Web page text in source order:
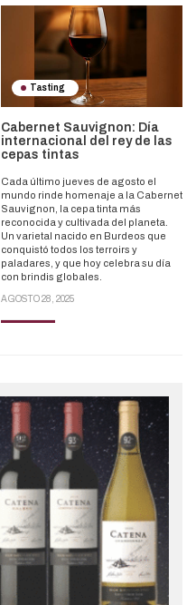
Tasting
Cabernet Sauvignon: Día
internacional del rey de las
cepas tintas
Cada último jueves de agosto el
mundo rinde homenaje a la Cabernet
Sauvignon, la cepa tinta más
reconocida y cultivada del planeta.
Un varietal nacido en Burdeos que
conquistó todos los terroirs y
paladares, y que hoy celebra su día
con brindis globales.
AGOSTO 28, 2025